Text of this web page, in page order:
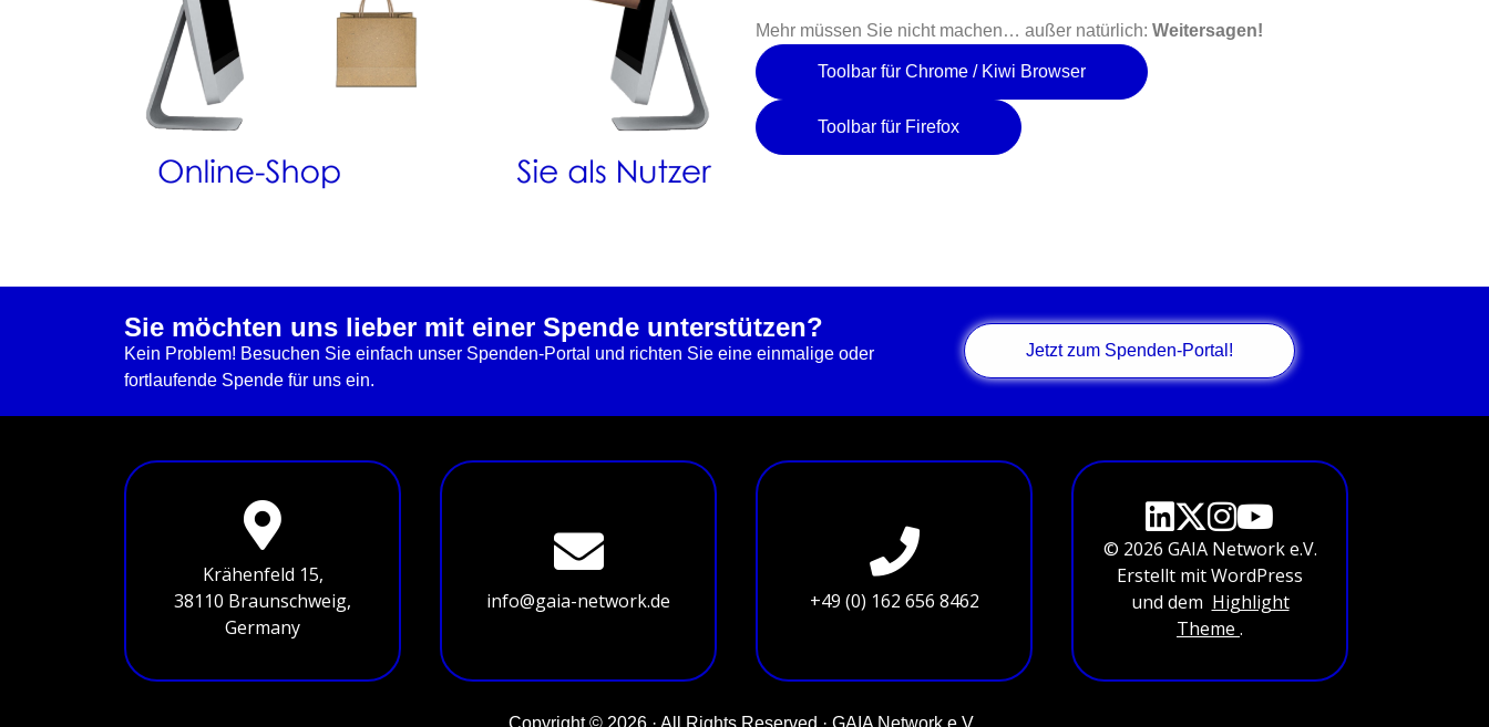
Mehr müssen Sie nicht machen… außer natürlich: Weitersagen!
Toolbar für Chrome / Kiwi Browser
Toolbar für Firefox
Sie möchten uns lieber mit einer Spende unterstützen?
Kein Problem! Besuchen Sie einfach unser Spenden-Portal und richten Sie eine einmalige oder
fortlaufende Spende für uns ein.
Jetzt zum Spenden-Portal!
Krähenfeld 15,
38110 Braunschweig,
Germany
info@gaia-network.de +49 (0) 162 656 8462
© 2026 GAIA Network e.V.
Erstellt mit WordPress
und dem Highlight
Theme .
Copyright © 2026 · All Rights Reserved · GAIA Network e.V.